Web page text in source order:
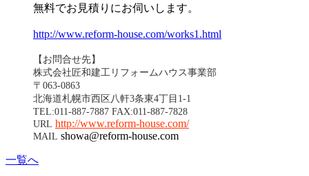
無料でお見積りにお伺いします。
http://www.reform-house.com/works1.html
【お問合せ先】
株式会社匠和建工リフォームハウス事業部
〒063-0863
北海道札幌市西区八軒3条東4丁目1-1
TEL:011-887-7887 FAX:011-887-7828
URL http://www.reform-house.com/
MAIL showa@reform-house.com
一覧へ